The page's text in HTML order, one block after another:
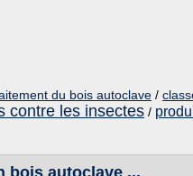
du bois autoclave /
contre les insectes /
bois autoclave ...